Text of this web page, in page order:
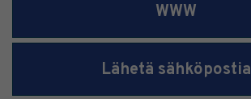
WWW
Lähetä sähköpostia